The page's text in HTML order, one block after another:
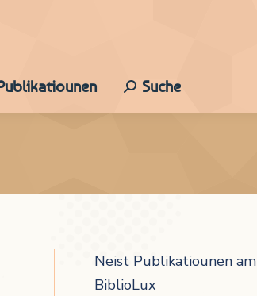
Search:
Suche
Neist Publikatiounen am
BiblioLux